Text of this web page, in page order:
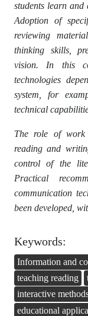
students learn
Adoption of
reviewing
thinking skills,
vision. In this
technologies
system, for
technical
The role of work
reading and
control of the
Practical
communication
been developed,
Keywords:
Information and
teaching reading
interactive
educational